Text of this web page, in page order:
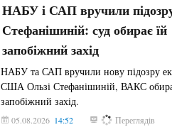
НАБУ і САП вручили
Стефанішиній: суд обирає їй
запобіжний захід
НАБУ та САП вручили нову підозру
США Ользі Стефанішиній, ВАКС
запобіжний захід.
05.08.2026 14:52 141 Переглядів